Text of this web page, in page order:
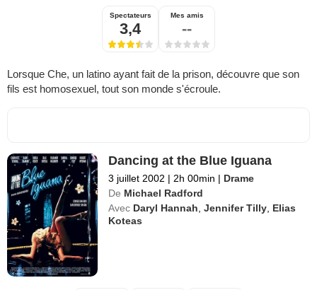
Spectateurs
3,4
Mes amis
--
Lorsque Che, un latino ayant fait de la prison, découvre que son
fils est homosexuel, tout son monde s'écroule.
Dancing at the Blue Iguana
3 juillet 2002 | 2h 00min | Drame
De Michael Radford
Avec Daryl Hannah ,Jennifer Tilly Elias
Koteas